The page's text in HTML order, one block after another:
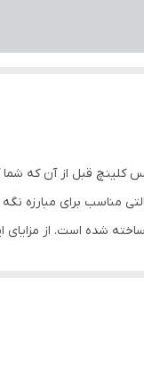
قبل از آن که
مناسب برای مبارزه
شده است. از مزایای
اندازه: کوچک جنس: چرم,